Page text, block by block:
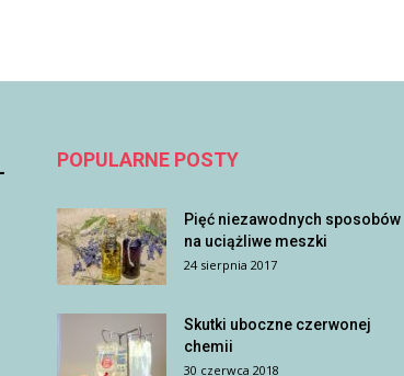
POPULARNE POSTY
Pięć niezawodnych sposobów
na uciążliwe meszki
24 sierpnia 2017
Skutki uboczne czerwonej
chemii
30 czerwca 2018